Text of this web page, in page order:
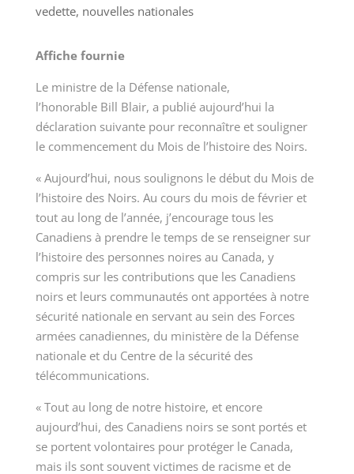
vedette, nouvelles nationales
Affiche fournie
Le ministre de la Défense nationale,
l’honorable Bill Blair, a publié aujourd’hui la
déclaration suivante pour reconnaître et souligner
le commencement du Mois de l’histoire des Noirs.
« Aujourd’hui, nous soulignons le début du Mois de
l’histoire des Noirs. Au cours du mois de février et
tout au long de l’année, j’encourage tous les
Canadiens à prendre le temps de se renseigner sur
l’histoire des personnes noires au Canada, y
compris sur les contributions que les Canadiens
noirs et leurs communautés ont apportées à notre
sécurité nationale en servant au sein des Forces
armées canadiennes, du ministère de la Défense
nationale et du Centre de la sécurité des
télécommunications.
« Tout au long de notre histoire, et encore
aujourd’hui, des Canadiens noirs se sont portés et
se portent volontaires pour protéger le Canada,
mais ils sont souvent victimes de racisme et de